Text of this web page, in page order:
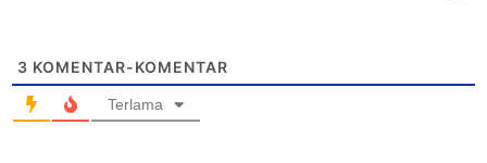
3 KOMENTAR-KOMENTAR
Terlama